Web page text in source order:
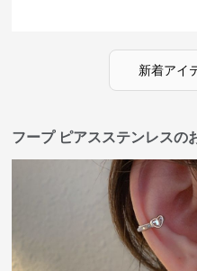
新着アイ
フープ ピアスステンレスの